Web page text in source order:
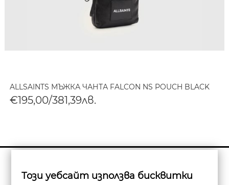
ALLSAINTS МЪЖКА ЧАНТА FALCON NS POUCH BLACK
€195,00/381,39лв.
Абониране
Този уебсайт използва бисквитки